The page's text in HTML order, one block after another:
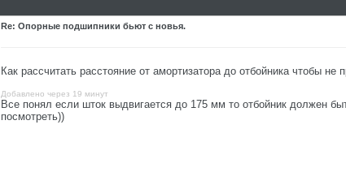
Re: Опорные подшипники бьют с новья.
Как рассчитать расстояние от амортизатора до отбойника чтобы
Добавлено через 19 минут
Все понял если шток выдвигается до 175 мм то отбойник должен
посмотреть))